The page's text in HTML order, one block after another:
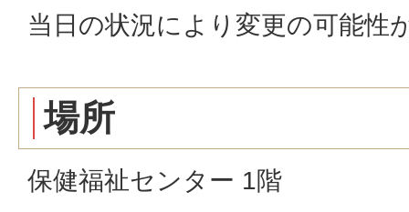
当日の状況により変更の可能性
場所
保健福祉センター 1階